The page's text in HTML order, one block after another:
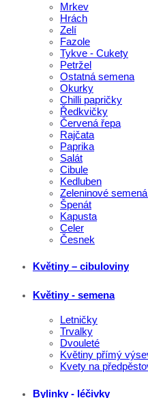
Mrkev
Hrách
Zelí
Fazole
Tykve - Cukety
Petržel
Ostatná semena
Okurky
Chilli papričky
Ředkvičky
Červená řepa
Rajčata
Paprika
Salát
Cibule
Kedluben
Zeleninové
Špenát
Kapusta
Celer
Česnek
Květiny – cibuloviny
Květiny - semena
Letničky
Trvalky
Dvouleté
Květiny přímý
Kvety na
Bylinky - léčivky